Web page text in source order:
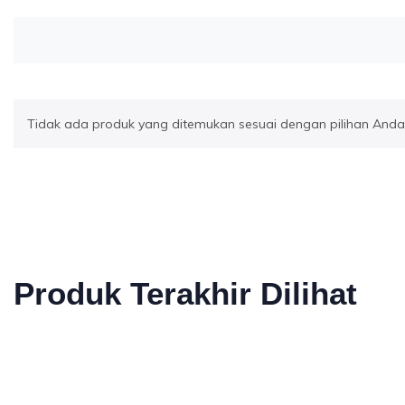
Tidak ada produk yang ditemukan sesuai dengan pilihan
Produk Terakhir Dilihat